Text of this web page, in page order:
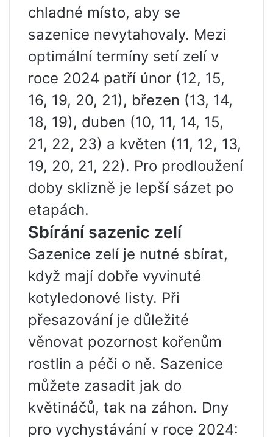
chladné místo, aby se
sazenice nevytahovaly. Mezi
optimální termíny setí zelí v
roce 2024 patří únor (12, 15,
16, 19, 20, 21), březen (13, 14,
18, 19), duben (10, 11, 14, 15,
21, 22, 23) a květen (11, 12, 13,
19, 20, 21, 22). Pro prodloužení
doby sklizně je lepší sázet po
etapách.
Sbírání sazenic zelí
Sazenice zelí je nutné sbírat,
když mají dobře vyvinuté
kotyledonové listy. Při
přesazování je důležité
věnovat pozornost kořenům
rostlin a péči o ně. Sazenice
můžete zasadit jak do
květináčů, tak na záhon. Dny
pro vychystávání v roce 2024: